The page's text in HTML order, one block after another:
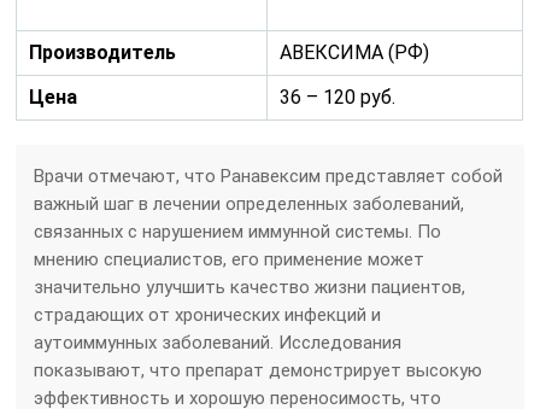
Производитель
АВЕКСИМА (РФ)
Цена
36 – 120 руб.
Врачи отмечают, что Ранавексим представляет собой
важный шаг в лечении определенных заболеваний,
связанных с нарушением иммунной системы. По
мнению специалистов, его применение может
значительно улучшить качество жизни пациентов,
страдающих от хронических инфекций и
аутоиммунных заболеваний. Исследования
показывают, что препарат демонстрирует высокую
эффективность и хорошую переносимость, что